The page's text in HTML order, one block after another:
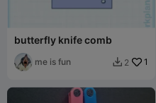
butterfly knife comb
me is fun  2 1